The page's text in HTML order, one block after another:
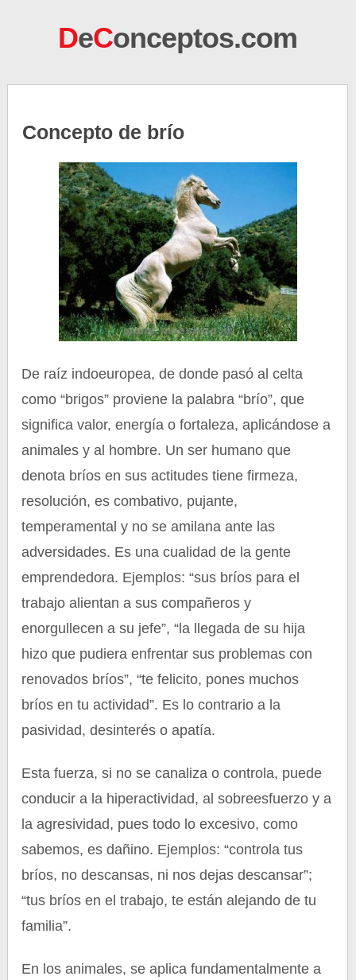
DeConceptos.com
Concepto de brío
De raíz indoeuropea, de donde pasó al celta
como “brigos” proviene la palabra “brío”, que
significa valor, energía o fortaleza, aplicándose a
animales y al hombre. Un ser humano que
denota bríos en sus actitudes tiene firmeza,
resolución, es combativo, pujante,
temperamental y no se amilana ante las
adversidades. Es una cualidad de la gente
emprendedora. Ejemplos: “sus bríos para el
trabajo alientan a sus compañeros y
enorgullecen a su jefe”, “la llegada de su hija
hizo que pudiera enfrentar sus problemas con
renovados bríos”, “te felicito, pones muchos
bríos en tu actividad”. Es lo contrario a la
pasividad, desinterés o apatía.
Esta fuerza, si no se canaliza o controla, puede
conducir a la hiperactividad, al sobreesfuerzo y a
la agresividad, pues todo lo excesivo, como
sabemos, es dañino. Ejemplos: “controla tus
bríos, no descansas, ni nos dejas descansar”;
“tus bríos en el trabajo, te están alejando de tu
familia”.
En los animales, se aplica fundamentalmente a